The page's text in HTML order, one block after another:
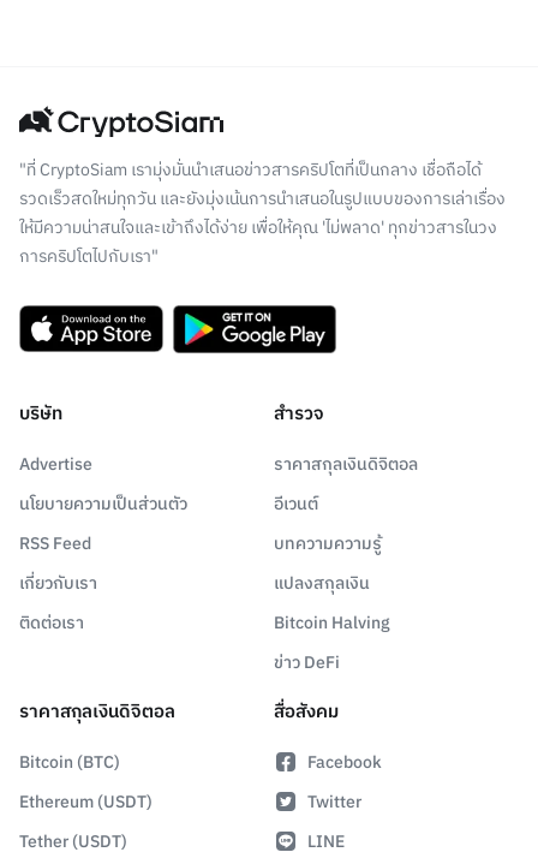
"ที่ CryptoSiam เรามุ่งมั่นนำเสนอข่าวสารคริปโตที่เป็นกลาง เชื่อถือได้
รวดเร็วสดใหม่ทุกวัน และยังมุ่งเน้นการนำเสนอในรูปแบบของการเล่าเรื่อง
ให้มีความน่าสนใจและเข้าถึงได้ง่าย เพื่อให้คุณ 'ไม่พลาด' ทุกข่าวสารในวง
การคริปโตไปกับเรา"
บริษัท
Advertise
นโยบายความเป็นส่วนตัว
RSS Feed
เกี่ยวกับเรา
ติดต่อเรา
สำรวจ
ราคาสกุลเงินดิจิตอล
อีเวนต์
บทความความรู้
แปลงสกุลเงิน
Bitcoin Halving
ข่าว DeFi
ราคาสกุลเงินดิจิตอล
Bitcoin (BTC)
Ethereum (USDT)
Tether (USDT)
สื่อสังคม
Facebook
Twitter
LINE